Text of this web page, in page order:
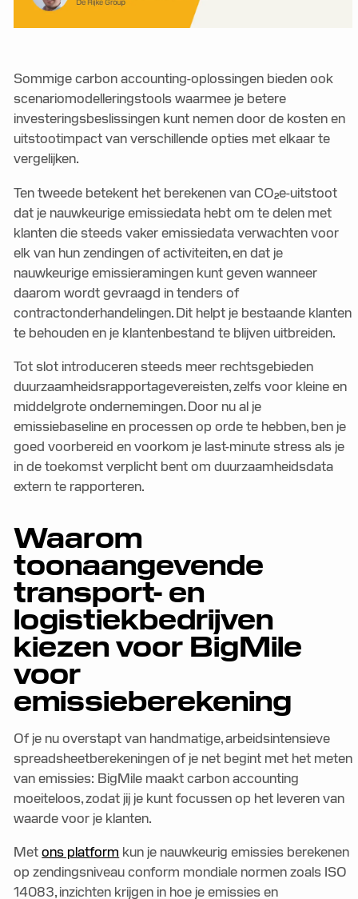
Sommige carbon accounting-oplossingen bieden ook
scenariomodelleringstools waarmee je betere
investeringsbeslissingen kunt nemen door de kosten en
uitstootimpact van verschillende opties met elkaar te
vergelijken.
Ten tweede betekent het berekenen van CO₂e-uitstoot
dat je nauwkeurige emissiedata hebt om te delen met
klanten die steeds vaker emissiedata verwachten voor
elk van hun zendingen of activiteiten, en dat je
nauwkeurige emissieramingen kunt geven wanneer
daarom wordt gevraagd in tenders of
contractonderhandelingen. Dit helpt je bestaande klanten
te behouden en je klantenbestand te blijven uitbreiden.
Tot slot introduceren steeds meer rechtsgebieden
duurzaamheidsrapportagevereisten, zelfs voor kleine en
middelgrote ondernemingen. Door nu al je
emissiebaseline en processen op orde te hebben, ben je
goed voorbereid en voorkom je last-minute stress als je
in de toekomst verplicht bent om duurzaamheidsdata
extern te rapporteren.
Waarom
toonaangevende
transport- en
logistiekbedrijven
kiezen voor BigMile
voor
emissieberekening
Of je nu overstapt van handmatige, arbeidsintensieve
spreadsheetberekeningen of je net begint met het meten
van emissies: BigMile maakt carbon accounting
moeiteloos, zodat jij je kunt focussen op het leveren van
waarde voor je klanten.
Metons platform kun je nauwkeurig emissies berekenen
op zendingsniveau conform mondiale normen zoals ISO
14083, inzichten krijgen in hoe je emissies en